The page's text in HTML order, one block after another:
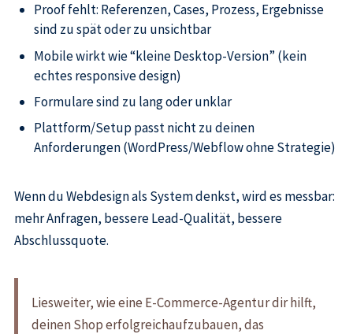
Proof fehlt: Referenzen, Cases, Prozess, Ergebnisse
sind zu spät oder zu unsichtbar
Mobile wirkt wie “kleine Desktop-Version” (kein
echtes responsive design)
Formulare sind zu lang oder unklar
Plattform/Setup passt nicht zu deinen
Anforderungen (WordPress/Webflow ohne Strategie)
Wenn du Webdesign als System denkst, wird es messbar:
mehr Anfragen, bessere Lead-Qualität, bessere
Abschlussquote.
Liesweiter, wie eine E-Commerce-Agentur dir hilft,
deinen Shop erfolgreichaufzubauen, das